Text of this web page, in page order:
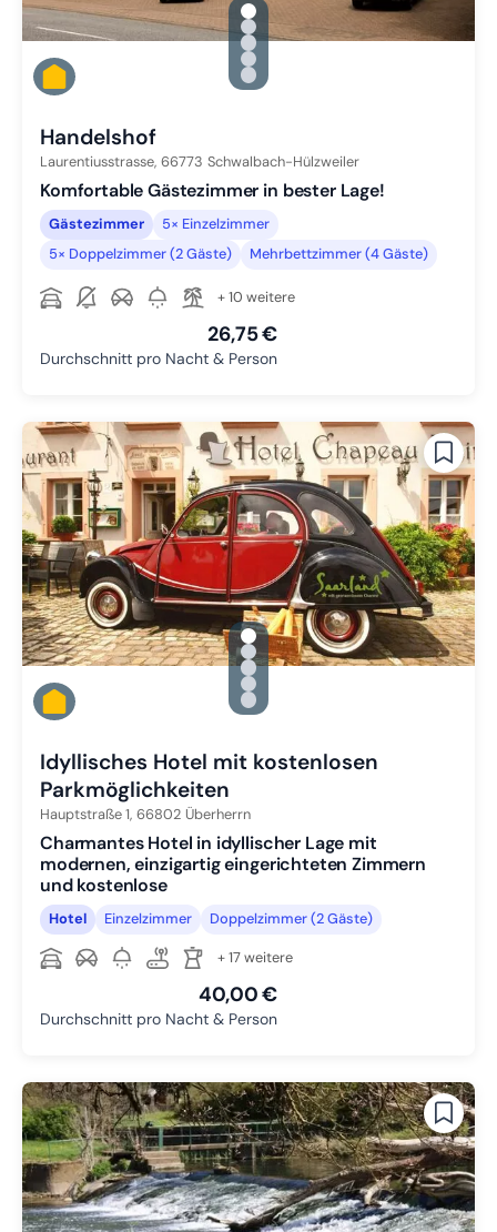
gallery.slide_selector
Zu Slide 1 wechseln
Zu Slide 2 wechseln
Zu Slide 3 wechseln
Zu Slide 4 wechseln
Zu Slide 5 wechseln
Handelshof
Laurentiusstrasse, 66773 Schwalbach-Hülzweiler
Komfortable Gästezimmer in bester Lage!
Gästezimmer
5× Einzelzimmer
5× Doppelzimmer (2 Gäste)
Mehrbettzimmer (4 Gäste)
+ 10 weitere
26,75 €
Durchschnitt pro Nacht & Person
gallery.slide_selector
Zu Slide 1 wechseln
Zu Slide 2 wechseln
Zu Slide 3 wechseln
Zu Slide 4 wechseln
Zu Slide 5 wechseln
Idyllisches Hotel mit kostenlosen
Parkmöglichkeiten
Hauptstraße 1, 66802 Überherrn
Charmantes Hotel in idyllischer Lage mit
modernen, einzigartig eingerichteten Zimmern
und kostenlose
Hotel Einzelzimmer Doppelzimmer (2 Gäste)
+ 17 weitere
40,00 €
Durchschnitt pro Nacht & Person